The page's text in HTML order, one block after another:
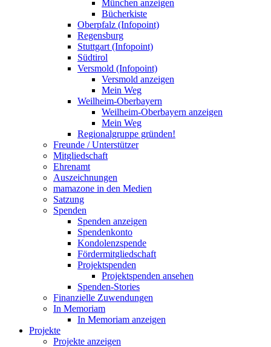
München anzeigen
Bücherkiste
Oberpfalz (Infopoint)
Regensburg
Stuttgart (Infopoint)
Südtirol
Versmold (Infopoint)
Versmold anzeigen
Mein Weg
Weilheim-Oberbayern
Weilheim-Oberbayern anzeigen
Mein Weg
Regionalgruppe gründen!
Freunde / Unterstützer
Mitgliedschaft
Ehrenamt
Auszeichnungen
mamazone in den Medien
Satzung
Spenden
Spenden anzeigen
Spendenkonto
Kondolenzspende
Fördermitgliedschaft
Projektspenden
Projektspenden ansehen
Spenden-Stories
Finanzielle Zuwendungen
In Memoriam
In Memoriam anzeigen
Projekte
Projekte anzeigen